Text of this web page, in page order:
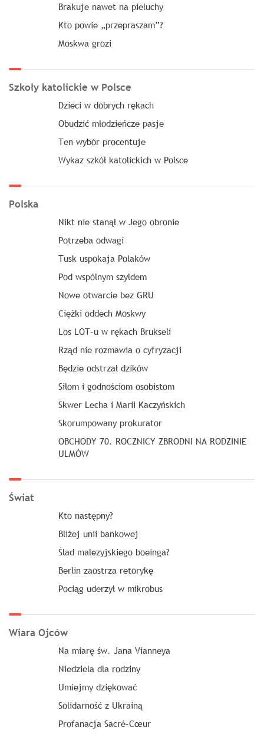
Brakuje nawet na pieluchy
Kto powie „przepraszam”?
Moskwa grozi
Szkoły katolickie w Polsce
Dzieci w dobrych rękach
Obudzić młodzieńcze pasje
Ten wybór procentuje
Wykaz szkół katolickich w Polsce
Polska
Nikt nie stanął w Jego obronie
Potrzeba odwagi
Tusk uspokaja Polaków
Pod wspólnym szyldem
Nowe otwarcie bez GRU
Ciężki oddech Moskwy
Los LOT-u w rękach Brukseli
Rząd nie rozmawia o cyfryzacji
Będzie odstrzał dzików
Siłom i godnościom osobistom
Skwer Lecha i Marii Kaczyńskich
Skorumpowany prokurator
OBCHODY 70. ROCZNICY ZBRODNI NA RODZINIE
ULMÓW
Świat
Kto następny?
Bliżej unii bankowej
Ślad malezyjskiego boeinga?
Berlin zaostrza retorykę
Pociąg uderzył w mikrobus
Wiara Ojców
Na miarę św. Jana Vianneya
Niedziela dla rodziny
Umiejmy dziękować
Solidarność z Ukrainą
Profanacja Sacré-Cœur